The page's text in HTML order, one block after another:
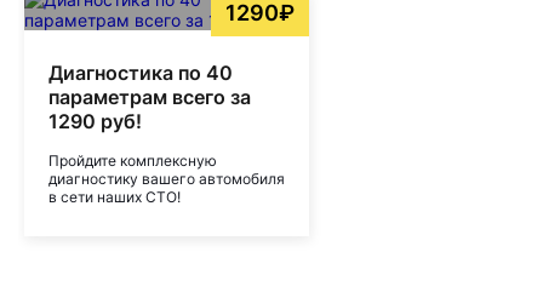
1290₽
Диагностика по 40
параметрам всего за
1290 руб!
Пройдите комплексную
диагностику вашего автомобиля
в сети наших СТО!